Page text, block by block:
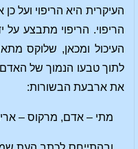
העיקרית היא הריפוי ועל
הריפוי. הריפוי מתבצע על
העיכול ומכאן, שלוקס
לתוך טבעו הנמוך של
את ארבעת הבשורות:
מתי – אדם, מרקוס –